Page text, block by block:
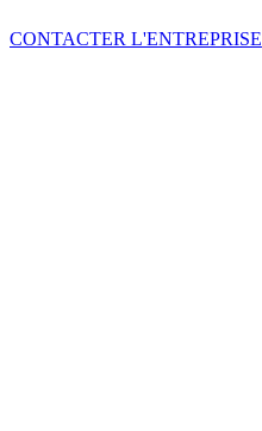
CONTACTER L'ENTREPRISE